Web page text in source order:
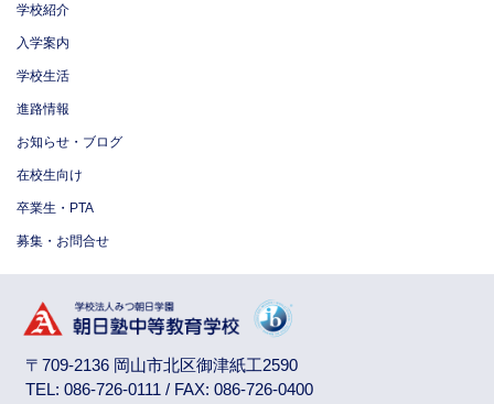
学校紹介
入学案内
学校生活
進路情報
お知らせ・ブログ
在校生向け
卒業生・PTA
募集・お問合せ
〒709-2136 岡山市北区御津紙工2590
TEL: 086-726-0111 / FAX: 086-726-0400